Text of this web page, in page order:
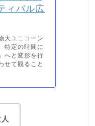
ィバル広
大ユニコーン
特定の時間に
へと変形を行
せて観ること